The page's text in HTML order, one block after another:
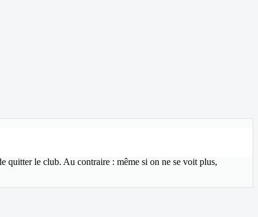
quitter le club. Au contraire : même si on ne se voit plus,